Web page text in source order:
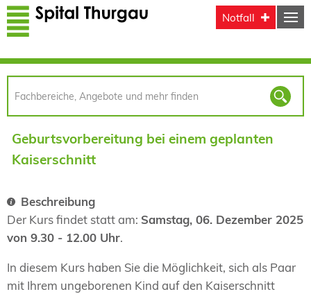
Direkt zum Inhalt
Notfall
Geburtsvorbereitung bei einem geplanten
Kaiserschnitt
Beschreibung
Der Kurs findet statt am: Samstag, 06. Dezember 2025
von 9.30 - 12.00 Uhr.
In diesem Kurs haben Sie die Möglichkeit, sich als Paar
mit Ihrem ungeborenen Kind auf den Kaiserschnitt